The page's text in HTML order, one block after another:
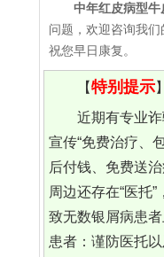
中年红皮病型牛
问题，欢迎咨询我们
祝您早日康复。
【特别提示】
近期有专业
宣传“免费治疗、
后付钱、免费送
周边还存在“医托
致无数银屑病患
患者：谨防医托